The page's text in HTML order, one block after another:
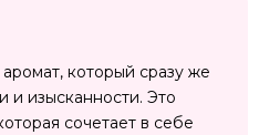
который сразу же
и изысканности. Это
сочетает в себе